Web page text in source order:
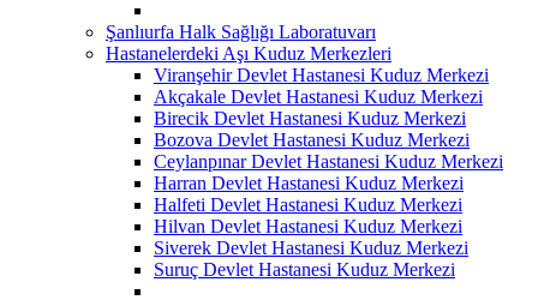
Şanlıurfa Halk Sağlığı Laboratuvarı
Hastanelerdeki Aşı Kuduz Merkezleri
Viranşehir Devlet Hastanesi Kuduz Merkezi
Akçakale Devlet Hastanesi Kuduz Merkezi
Birecik Devlet Hastanesi Kuduz Merkezi
Bozova Devlet Hastanesi Kuduz Merkezi
Ceylanpınar Devlet Hastanesi Kuduz Merkezi
Harran Devlet Hastanesi Kuduz Merkezi
Halfeti Devlet Hastanesi Kuduz Merkezi
Hilvan Devlet Hastanesi Kuduz Merkezi
Siverek Devlet Hastanesi Kuduz Merkezi
Suruç Devlet Hastanesi Kuduz Merkezi